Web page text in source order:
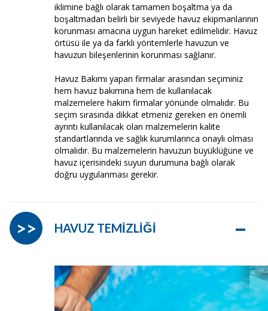
iklimine bağlı olarak tamamen boşaltma ya da
boşaltmadan belirli bir seviyede havuz ekipmanlarının
korunması amacına uygun hareket edilmelidir. Havuz
örtüsü ile ya da farklı yöntemlerle havuzun ve
havuzun bileşenlerinin korunması sağlanır.
Havuz Bakımı yapan firmalar arasından seçiminiz
hem havuz bakımına hem de kullanılacak
malzemelere hakim firmalar yönünde olmalıdır. Bu
seçim sırasında dikkat etmeniz gereken en önemli
ayrıntı kullanılacak olan malzemelerin kalite
standartlarında ve sağlık kurumlarınca onaylı olması
olmalıdır. Bu malzemelerin havuzun büyüklüğüne ve
havuz içerisindeki suyun durumuna bağlı olarak
doğru uygulanması gerekir.
HAVUZ TEMİZLİĞİ –
>>